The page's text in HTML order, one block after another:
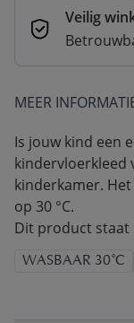
Veilig
MEER
Is jouw kind een
kindervloerkleed
kinderkamer.
op 30 °C.
Dit product staat
WASBAAR 30°C